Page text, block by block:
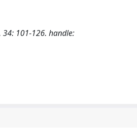
34: 101-126. handle: